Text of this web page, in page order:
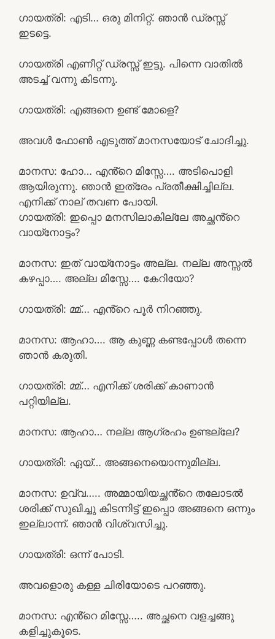
ഗായത്രി: എടി… ഒരു മിനിറ്റ്. ഞാൻ ഡ്രസ്സ്‌
ഇടട്ടെ.
ഗായത്രി എണീറ്റ് ഡ്രസ്സ്‌ ഇട്ടു. പിന്നെ വാതിൽ
അടച്ച് വന്നു കിടന്നു.
ഗായത്രി: എങ്ങനെ ഉണ്ട് മോളെ?
അവൾ ഫോൺ എടുത്ത് മാനസയോട് ചോദിച്ചു.
മാനസ: ഹോ… എൻ്റെ മിസ്സേ…. അടിപൊളി
ആയിരുന്നു. ഞാൻ ഇത്രേം പ്രതീക്ഷിച്ചില്ല.
എനിക്ക് നാല് തവണ പോയി.
ഗായത്രി: ഇപ്പൊ മനസിലാകില്ലേ അച്ഛൻ്റെ
വായ്നോട്ടം?
മാനസ: ഇത് വായ്നോട്ടം അല്ല. നല്ല അസ്സൽ
കഴപ്പാ…. അല്ല മിസ്സേ…. കേറിയോ?
ഗായത്രി: മ്മ്… എൻ്റെ പൂർ നിറഞ്ഞു.
മാനസ: ആഹാ…. ആ കുണ്ണ കണ്ടപ്പോൾ തന്നെ
ഞാൻ കരുതി.
ഗായത്രി: മ്മ്… എനിക്ക് ശരിക്ക് കാണാൻ
പറ്റിയില്ല.
മാനസ: ആഹാ… നല്ല ആഗ്രഹം ഉണ്ടല്ലേ?
ഗായത്രി: ഏയ്… അങ്ങനെയൊന്നുമില്ല.
മാനസ: ഉവ്വ….. അമ്മായിയച്ഛൻ്റെ തലോടൽ
ശരിക്ക് സുഖിച്ചു കിടന്നിട്ട് ഇപ്പൊ അങ്ങനെ ഒന്നും
ഇല്ലാന്ന്. ഞാൻ വിശ്വസിച്ചു.
ഗായത്രി: ഒന്ന് പോടി.
അവളൊരു കള്ള ചിരിയോടെ പറഞ്ഞു.
മാനസ: എൻ്റെ മിസ്സേ….. അച്ഛനെ വളച്ചങ്ങു
കളിച്ചുകൂടെ.